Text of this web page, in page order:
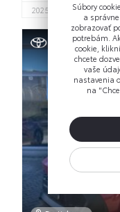
2025 15 000 km
Súbory
a
zobrazovať
potrebám.
cookie,
chcete
vaše
nastavenia
na